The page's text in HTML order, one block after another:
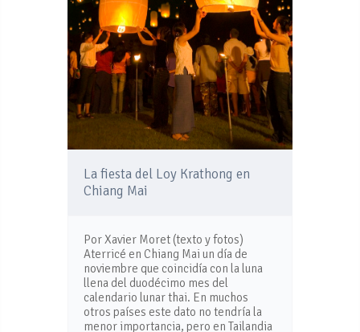
La fiesta del Loy Krathong en
Chiang Mai
Por Xavier Moret (texto y fotos)
Aterricé en Chiang Mai un día de
noviembre que coincidía con la luna
llena del duodécimo mes del
calendario lunar thai. En muchos
otros países este dato no tendría la
menor importancia, pero en Tailandia